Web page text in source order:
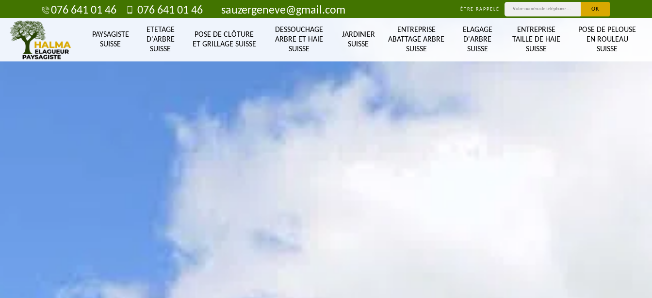
076 641 01 46 076 641 01 46 sauzergeneve@gmail.com ÊTRE RAPPELÉ
PAYSAGISTE
SUISSE
ETETAGE
D'ARBRE
SUISSE
POSE DE CLÔTURE
ET GRILLAGE SUISSE
DESSOUCHAGE
ARBRE ET HAIE
SUISSE
JARDINIER
SUISSE
ENTREPRISE
ABATTAGE ARBRE
SUISSE
ELAGAGE
D'ARBRE
SUISSE
ENTREPRISE
TAILLE DE HAIE
SUISSE
POSE DE PELOUSE
EN ROULEAU
SUISSE